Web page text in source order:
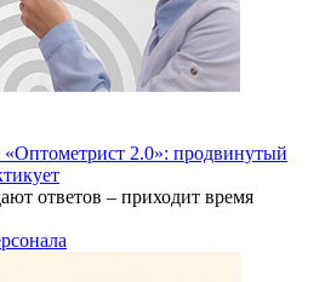
«Оптометрист 2.0»: продвинутый
ответов – приходит время